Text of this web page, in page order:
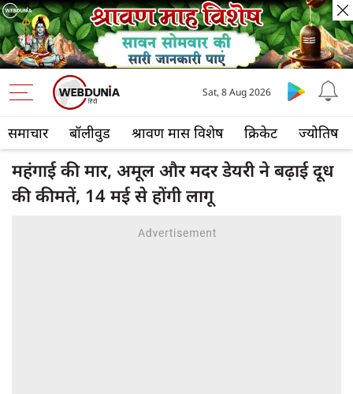
समाचार बॉलीवुड श्रावण मास विशेष क्रिकेट ज्योतिष
Sat, 8 Aug 2026
महंगाई की मार, अमूल और मदर डेयरी ने बढ़ाई दूध
की कीमतें, 14 मई से होंगी लागू